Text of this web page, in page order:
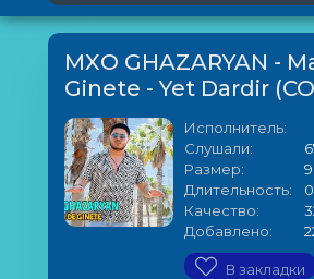
MXO GHAZARYAN -
Ginete - Yet Dardir
Исполнитель:
Слушали:
Размер:
Длительность:
Качество:
Добавлено:
В закладки